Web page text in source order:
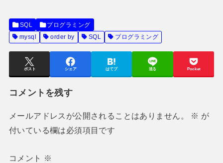
SQL
プログラミング
mysql
order by SQL プログラミング
ポスト シェア はてブ 送る Pocket
コメントを残す
メールアドレスが公開されることはありません。 ※ が
付いている欄は必須項目です
コメント ※